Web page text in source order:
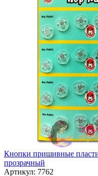
Кнопки пришивные
прозрачный
Артикул: 7762